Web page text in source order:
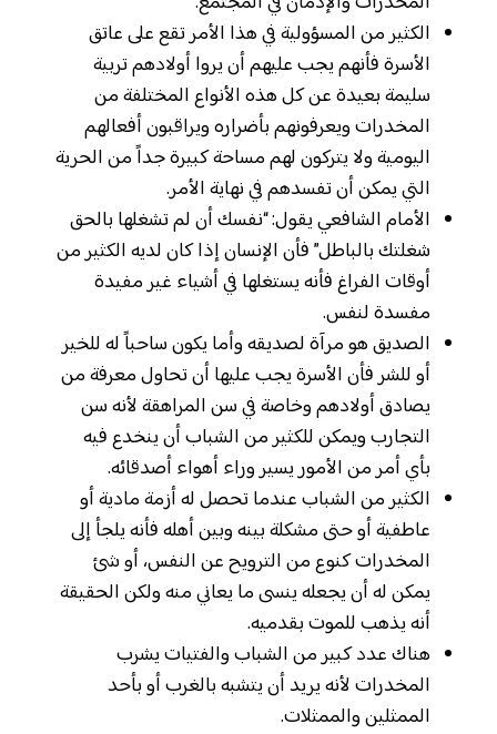
الكثير من المسؤولية في هذا الأمر تقع على عاتق
الأسرة فأنهم يجب عليهم أن يروا أولادهم تربية
سليمة بعيدة عن كل هذه الأنواع المختلفة من
المخدرات ويعرفونهم بأضراره ويراقبون أفعالهم
اليومية ولا يتركون لهم مساحة كبيرة جداً من الحرية
التي يمكن أن تفسدهم في نهاية الأمر.
الأمام الشافعي يقول: “نفسك أن لم تشغلها بالحق
شغلتك بالباطل” فأن الإنسان إذا كان لديه الكثير من
أوقات الفراغ فأنه يستغلها في أشياء غير مفيدة
مفسدة لنفس.
الصديق هو مرآة لصديقه وأما يكون ساحباً له للخير
أو للشر فأن الأسرة يجب عليها أن تحاول معرفة من
يصادق أولادهم وخاصة في سن المراهقة لأنه سن
التجارب ويمكن للكثير من الشباب أن ينخدع فيه
بأي أمر من الأمور يسير وراء أهواء أصدقائه.
الكثير من الشباب عندما تحصل له أزمة مادية أو
عاطفية أو حتى مشكلة بينه وبين أهله فأنه يلجأ إلى
المخدرات كنوع من الترويح عن النفس، أو شئ
يمكن له أن يجعله ينسى ما يعاني منه ولكن الحقيقة
أنه يذهب للموت بقدميه.
هناك عدد كبير من الشباب والفتيات يشرب
المخدرات لأنه يريد أن يتشبه بالغرب أو بأحد
الممثلين والممثلات.